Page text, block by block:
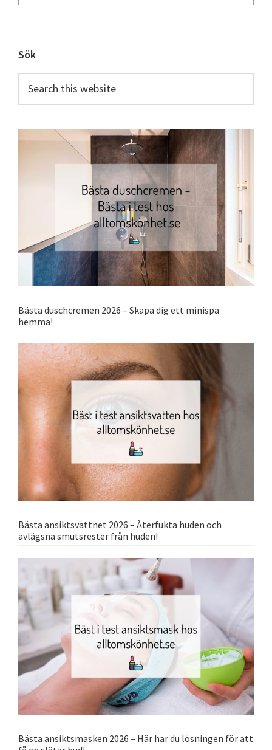
Primary
Sidebar
Sök
this
Bästa duschcremen 2026 – Skapa dig ett minispa
hemma!
Bästa ansiktsvattnet 2026 – Återfukta huden och
avlägsna smutsrester från huden!
Bästa ansiktsmasken 2026 – Här har du lösningen för att